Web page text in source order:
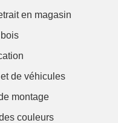
en magasin
de véhicules
montage
couleurs